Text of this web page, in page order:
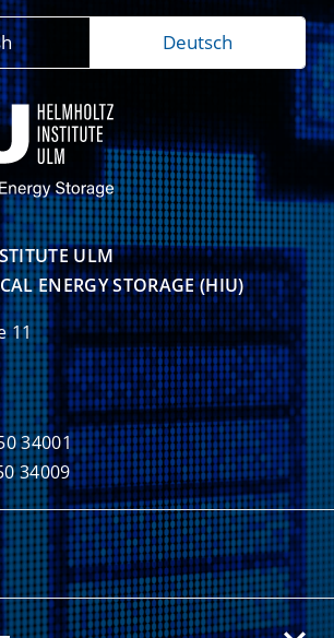
ULM
ENERGY STORAGE (HIU)
11
34001
34009
Deutsch